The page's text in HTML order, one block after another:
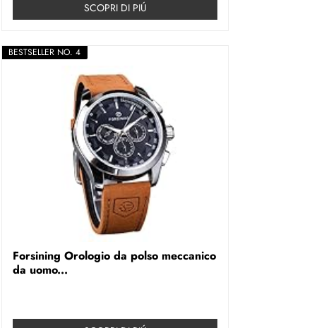
SCOPRI DI PIÚ
BESTSELLER NO. 4
Forsining Orologio da polso meccanico
da uomo...